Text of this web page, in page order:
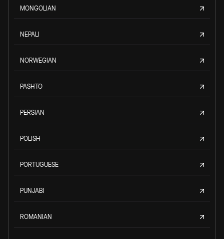
MONGOLIAN
NEPALI
NORWEGIAN
PASHTO
PERSIAN
POLISH
PORTUGUESE
PUNJABI
ROMANIAN